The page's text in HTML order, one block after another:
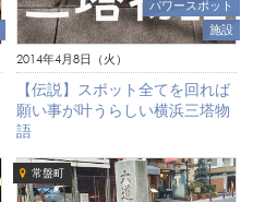
パワースポット
施設
2014年4月8日（火）
【伝説】スポット全てを回れば
願い事が叶うらしい横浜三塔物
語
常盤町